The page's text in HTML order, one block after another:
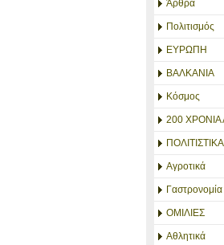
Άρθρα
Πολιτισμός
ΕΥΡΩΠΗ
ΒΑΛΚΑΝΙΑ
Κόσμος
200 ΧΡΟΝΙΑ
Αγροτικά
ΟΜΙΛΙΕΣ
Αθλητικά